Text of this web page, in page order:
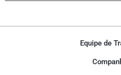
Equipe de